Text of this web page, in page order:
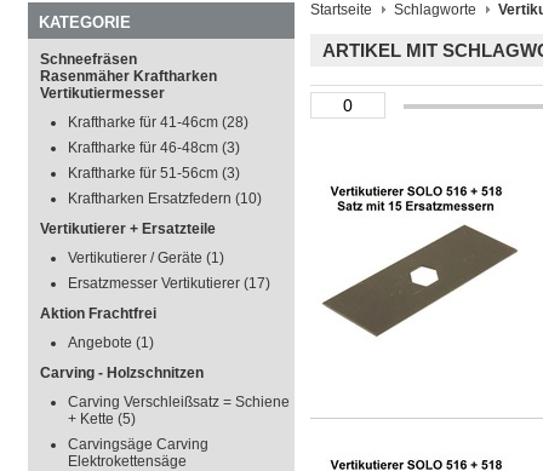
KATEGORIE
Schneefräsen
Rasenmäher Kraftharken
Vertikutiermesser
Kraftharke für 41-46cm (28)
Kraftharke für 46-48cm (3)
Kraftharke für 51-56cm (3)
Kraftharken Ersatzfedern (10)
Vertikutierer + Ersatzteile
Vertikutierer / Geräte (1)
Ersatzmesser Vertikutierer (17)
Aktion Frachtfrei
Angebote (1)
Carving - Holzschnitzen
Carving Verschleißsatz = Schiene
+ Kette (5)
Carvingsäge Carving
Elektrokettensäge
Startseite Schlagworte
ARTIKEL MIT